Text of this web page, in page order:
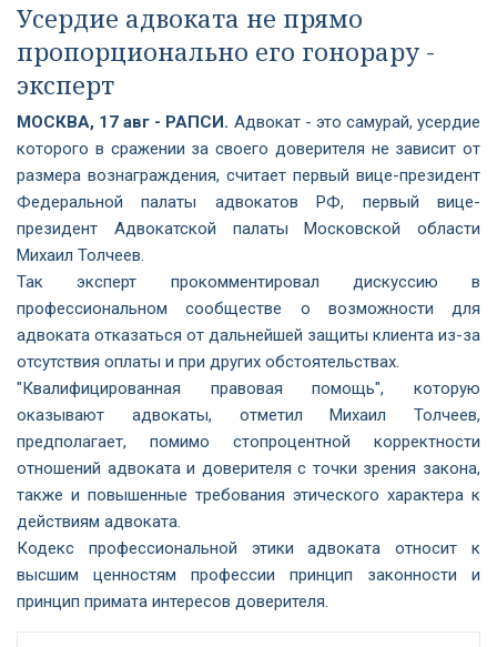
Усердие адвоката не прямо
пропорционально его гонорару -
эксперт
МОСКВА, 17 авг - РАПСИ. Адвокат - это самурай, усердие
которого в сражении за своего доверителя не зависит от
размера вознаграждения, считает первый вице-президент
Федеральной палаты адвокатов РФ, первый вице-
президент Адвокатской палаты Московской области
Михаил Толчеев.
Так эксперт прокомментировал дискуссию в
профессиональном сообществе о возможности для
адвоката отказаться от дальнейшей защиты клиента из-за
отсутствия оплаты и при других обстоятельствах.
"Квалифицированная правовая помощь", которую
оказывают адвокаты, отметил Михаил Толчеев,
предполагает, помимо стопроцентной корректности
отношений адвоката и доверителя с точки зрения закона,
также и повышенные требования этического характера к
действиям адвоката.
Кодекс профессиональной этики адвоката относит к
высшим ценностям профессии принцип законности и
принцип примата интересов доверителя.